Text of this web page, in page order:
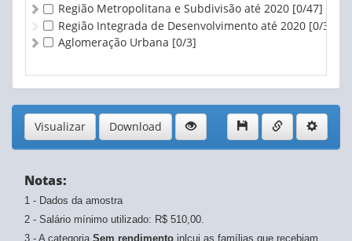
Região Metropolitana e Subdivisão até 2020 [0/47]
Região Integrada de Desenvolvimento até 2020 [0/3]
Aglomeração Urbana [0/3]
Visualizar Download
Notas:
1 - Dados da amostra
2 - Salário mínimo utilizado: R$ 510,00.
3 - A categoria Sem rendimento inlcui as famílias que recebiam